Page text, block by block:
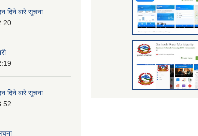
दिने बारे सूचना
दिने बारे सूचना